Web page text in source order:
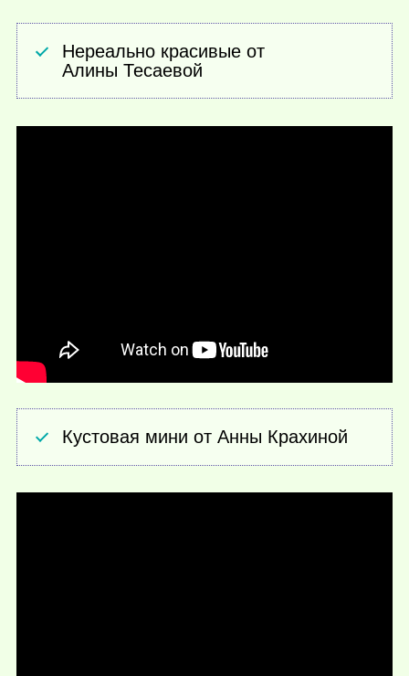
Нереально красивые от
Алины Тесаевой
Кустовая мини от Анны Крахиной